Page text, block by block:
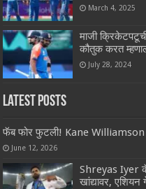
March 4, 2025
माजी
कौतुक करत
July 28, 2024
Latest Posts
फॅब फोर फुटली! Kane Williamson
June 12, 2026
Shreyas Iyer
खांद्यावर,